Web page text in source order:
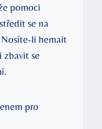
pomoci
se na
li hemait
zbavit se
pro